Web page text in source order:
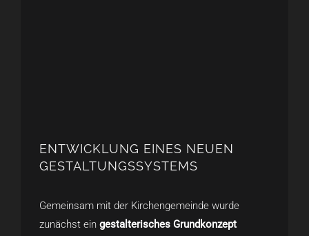
ENTWICKLUNG EINES NEUEN
GESTALTUNGSSYSTEMS
Gemeinsam mit der Kirchengemeinde wurde
zunächst ein gestalterisches Grundkonzept